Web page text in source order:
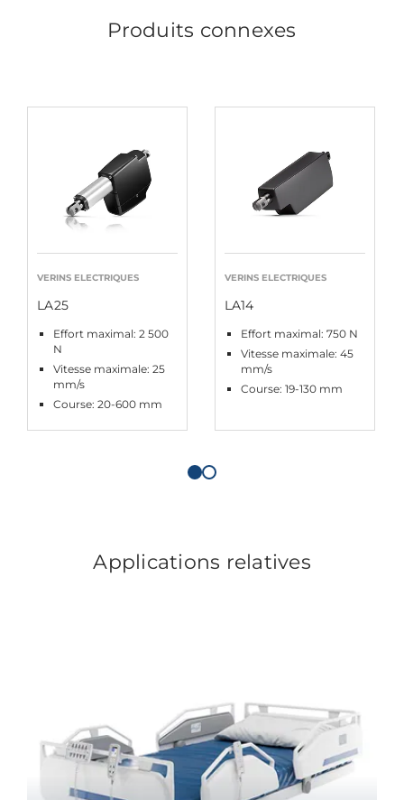
Produits connexes
VERINS ELECTRIQUES
LA25
Effort maximal: 2 500
N
Vitesse maximale: 25
mm/s
Course: 20-600 mm
VERINS ELECTRIQUES
LA14
Effort maximal: 750 N
Vitesse maximale: 45
mm/s
Course: 19-130 mm
Applications relatives